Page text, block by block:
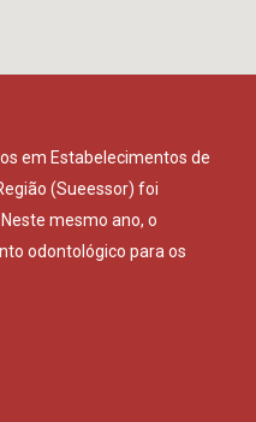
em Estabelecimentos de
(Sueessor) foi
mesmo ano, o
odontológico para os